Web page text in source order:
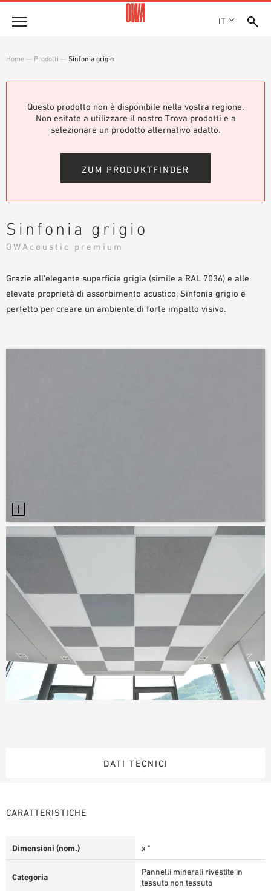
IT
Prodotti
PANORAMICA PRODOTTI
RICERCA GUIDATA
Soluzioni
CAMPI D’APPLICAZIONE
CAPITOLATI D’APPALTO
DOWNLOAD
AUSILII PER LA PROGETTAZIONE
Home — Prodotti — Sinfonia grigio
Questo prodotto non è disponibile nella vostra regione.
Non esitate a utilizzare il nostro Trova prodotti e a
selezionare un prodotto alternativo adatto.
ZUM PRODUKTFINDER
Sinfonia grigio
OWAcoustic premium
Grazie all’elegante superficie grigia (simile a RAL 7036) e alle
elevate proprietà di assorbimento acustico, Sinfonia grigio è
perfetto per creare un ambiente di forte impatto visivo.
DATI TECNICI
CARATTERISTICHE
Dimensioni (nom.) x "
Categoria
Pannelli minerali rivestite in
tessuto non tessuto